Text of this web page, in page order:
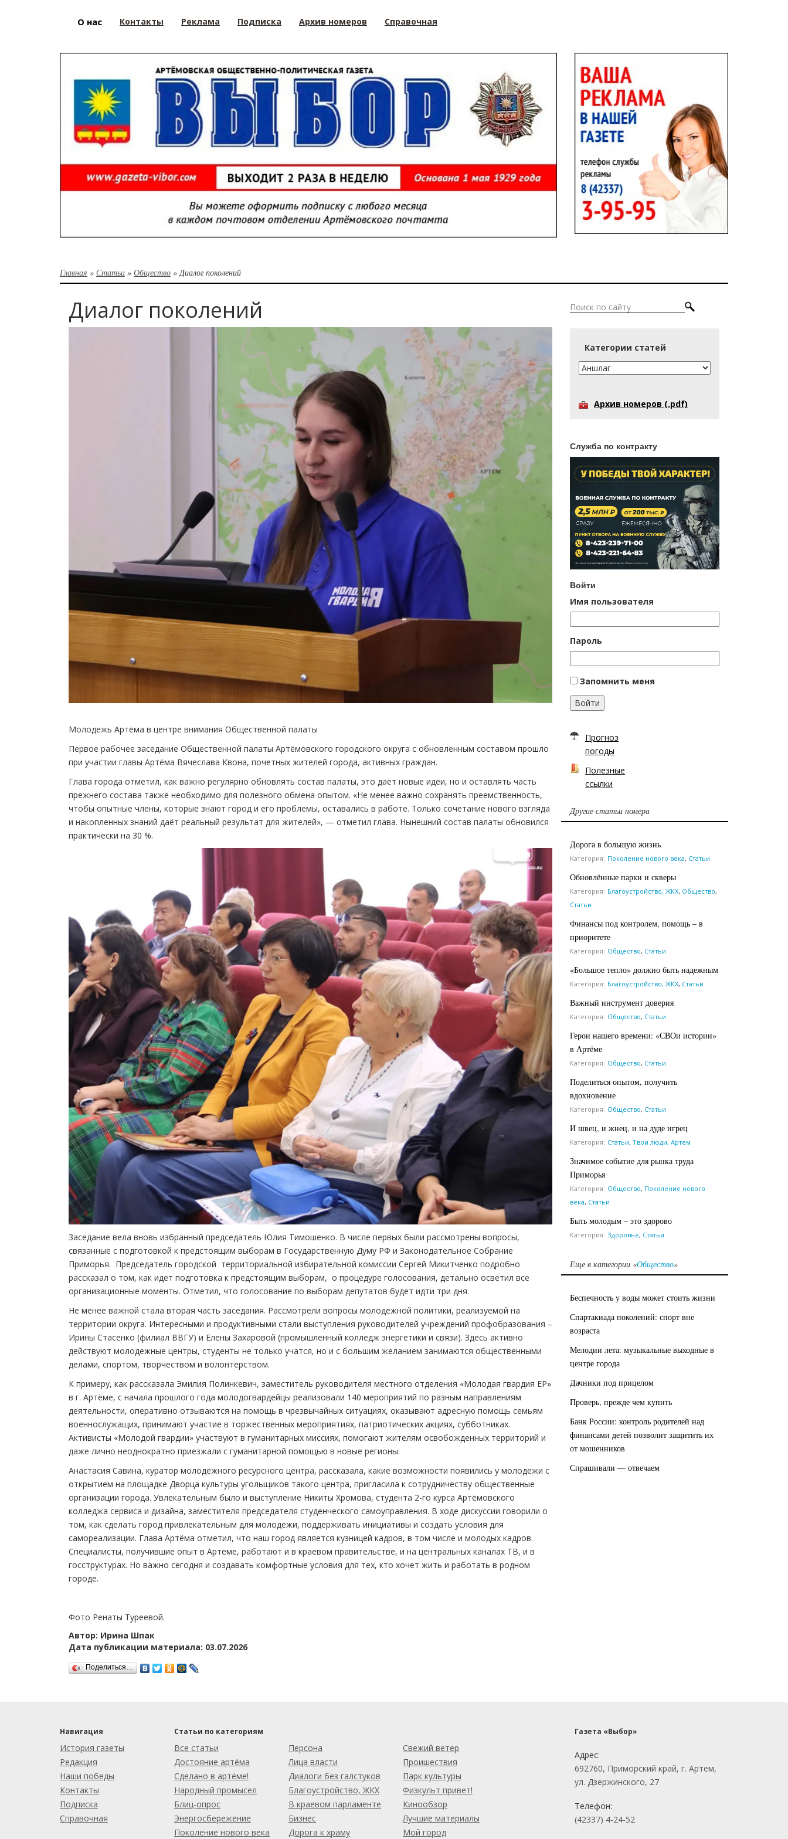
О нас Контакты Реклама Подписка Архив номеров Справочная
Главная » Статьи » Общество » Диалог поколений
Диалог поколений
Молодежь Артёма в центре внимания Общественной палаты
Первое рабочее заседание Общественной палаты Артёмовского городского округа с обновленным составом прошло
при участии главы Артёма Вячеслава Квона, почетных жителей города, активных граждан.
Глава города отметил, как важно регулярно обновлять состав палаты, это даёт новые идеи, но и оставлять часть
прежнего состава также необходимо для полезного обмена опытом. «Не менее важно сохранять преемственность,
чтобы опытные члены, которые знают город и его проблемы, оставались в работе. Только сочетание нового взгляда
и накопленных знаний даёт реальный результат для жителей», — отметил глава. Нынешний состав палаты обновился
практически на 30 %.
Заседание вела вновь избранный председатель Юлия Тимошенко. В числе первых были рассмотрены вопросы,
связанные с подготовкой к предстоящим выборам в Государственную Думу РФ и Законодательное Собрание
Приморья. Председатель городской территориальной избирательной комиссии Сергей Микитченко подробно
рассказал о том, как идет подготовка к предстоящим выборам, о процедуре голосования, детально осветил все
организационные моменты. Отметил, что голосование по выборам депутатов будет идти три дня.
Не менее важной стала вторая часть заседания. Рассмотрели вопросы молодежной политики, реализуемой на
территории округа. Интересными и продуктивными стали выступления руководителей учреждений профобразования –
Ирины Стасенко (филиал ВВГУ) и Елены Захаровой (промышленный колледж энергетики и связи). Здесь активно
действуют молодежные центры, студенты не только учатся, но и с большим желанием занимаются общественными
делами, спортом, творчеством и волонтерством.
К примеру, как рассказала Эмилия Полинкевич, заместитель руководителя местного отделения «Молодая гвардия ЕР»
в г. Артёме, с начала прошлого года молодогвардейцы реализовали 140 мероприятий по разным направлениям
деятельности, оперативно отзываются на помощь в чрезвычайных ситуациях, оказывают адресную помощь семьям
военнослужащих, принимают участие в торжественных мероприятиях, патриотических акциях, субботниках.
Активисты «Молодой гвардии» участвуют в гуманитарных миссиях, помогают жителям освобожденных территорий и
даже лично неоднократно приезжали с гуманитарной помощью в новые регионы.
Анастасия Савина, куратор молодёжного ресурсного центра, рассказала, какие возможности появились у молодежи с
открытием на площадке Дворца культуры угольщиков такого центра, пригласила к сотрудничеству общественные
организации города. Увлекательным было и выступление Никиты Хромова, студента 2-го курса Артёмовского
колледжа сервиса и дизайна, заместителя председателя студенческого самоуправления. В ходе дискуссии говорили о
том, как сделать город привлекательным для молодёжи, поддерживать инициативы и создать условия для
самореализации. Глава Артёма отметил, что наш город является кузницей кадров, в том числе и молодых кадров.
Специалисты, получившие опыт в Артёме, работают и в краевом правительстве, и на центральных каналах ТВ, и в
госструктурах. Но важно сегодня и создавать комфортные условия для тех, кто хочет жить и работать в родном
городе.
Фото Ренаты Туреевой.
Автор: Ирина Шпак
Дата публикации материала: 03.07.2026
Поделиться…
Категории статей
Архив номеров (.pdf)
Служба по контракту
Войти
Имя пользователя
Пароль
Запомнить меня
Войти
Прогноз
погоды
Полезные
ссылки
Другие статьи номера
Дорога в большую жизнь
Категория: Поколение нового века, Статьи
Обновлённые парки и скверы
Категория: Благоустройство, ЖКХ, Общество,
Статьи
Финансы под контролем, помощь – в
приоритете
Категория: Общество, Статьи
«Большое тепло» должно быть надежным
Категория: Благоустройство, ЖКХ, Статьи
Важный инструмент доверия
Категория: Общество, Статьи
Герои нашего времени: «СВОи истории»
в Артёме
Категория: Общество, Статьи
Поделиться опытом, получить
вдохновение
Категория: Общество, Статьи
И швец, и жнец, и на дуде игрец
Категория: Статьи, Твои люди, Артем
Значимое событие для рынка труда
Приморья
Категория: Общество, Поколение нового
века, Статьи
Быть молодым – это здорово
Категория: Здоровье, Статьи
Еще в категории «Общество»
Беспечность у воды может стоить жизни
Спартакиада поколений: спорт вне
возраста
Мелодии лета: музыкальные выходные в
центре города
Дачники под прицелом
Проверь, прежде чем купить
Банк России: контроль родителей над
финансами детей позволит защитить их
от мошенников
Спрашивали — отвечаем
Навигация
История газеты
Редакция
Наши победы
Контакты
Подписка
Справочная
Статьи по категориям
Все статьи
Достояние артёма
Сделано в артёме!
Народный промысел
Блиц-опрос
Энергосбережение
Поколение нового века
Персона
Лица власти
Диалоги без галстуков
Благоустройство, ЖКХ
В краевом парламенте
Бизнес
Дорога к храму
Свежий ветер
Проишествия
Парк культуры
Физкульт привет!
Кинообзор
Лучшие материалы
Мой город
Газета «Выбор»
Адрес:
692760, Приморский край, г. Артем,
ул. Дзержинского, 27
Телефон:
(42337) 4-24-52